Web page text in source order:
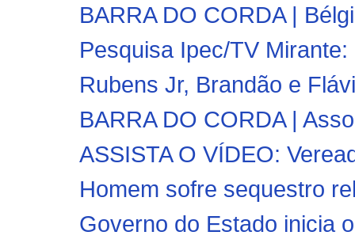
BARRA DO CORDA |
Pesquisa Ipec/TV
Rubens Jr, Brandão e
BARRA DO CORDA |
ASSISTA O VÍDEO:
Homem sofre sequestro
Governo do Estado inicia